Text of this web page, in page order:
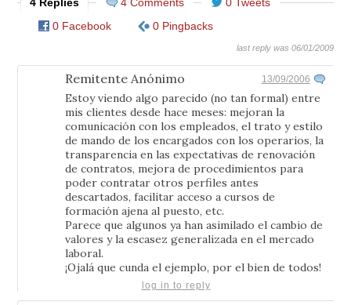
0 Facebook
0 Pingbacks
last reply was 06/01/2009
Remitente Anónimo 13/09/2006
Estoy viendo algo parecido (no tan formal) entre
mis clientes desde hace meses: mejoran la
comunicación con los empleados, el trato y estilo
de mando de los encargados con los operarios, la
transparencia en las expectativas de renovación
de contratos, mejora de procedimientos para
poder contratar otros perfiles antes
descartados, facilitar acceso a cursos de
formación ajena al puesto, etc.
Parece que algunos ya han asimilado el cambio de
valores y la escasez generalizada en el mercado
laboral.
¡Ojalá que cunda el ejemplo, por el bien de todos!
log in to reply